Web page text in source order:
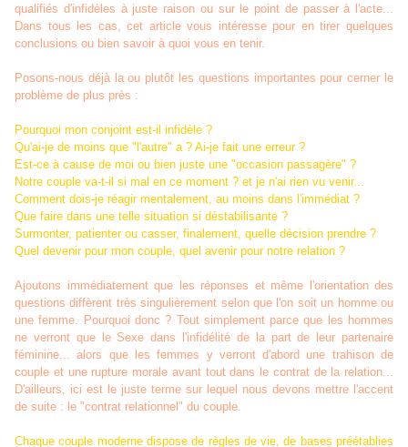
qualifiés d'infidèles à juste raison ou sur le point de passer à l'acte...
Dans tous les cas, cet article vous intéresse pour en tirer quelques
conclusions ou bien savoir à quoi vous en tenir.
Posons-nous déjà la ou plutôt les questions importantes pour cerner le
problème de plus près :
Pourquoi mon conjoint est-il infidèle ?
Qu'ai-je de moins que "l'autre" a ? Ai-je fait une erreur ?
Est-ce à cause de moi ou bien juste une "occasion passagère" ?
Notre couple va-t-il si mal en ce moment ? et je n'ai rien vu venir...
Comment dois-je réagir mentalement, au moins dans l'immédiat ?
Que faire dans une telle situation si déstabilisante ?
Surmonter, patienter ou casser, finalement, quelle décision prendre ?
Quel devenir pour mon couple, quel avenir pour notre relation ?
Ajoutons immédiatement que les réponses et même l'orientation des
questions diffèrent très singulièrement selon que l'on soit un homme ou
une femme. Pourquoi donc ? Tout simplement parce que les hommes
ne verront que le Sexe dans l'infidélité de la part de leur partenaire
féminine... alors que les femmes y verront d'abord une trahison de
couple et une rupture morale avant tout dans le contrat de la relation...
D'ailleurs, ici est le juste terme sur lequel nous devons mettre l'accent
de suite : le "contrat relationnel" du couple.
Chaque couple moderne dispose de règles de vie, de bases préétablies